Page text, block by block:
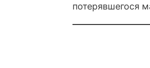
потерявшегося